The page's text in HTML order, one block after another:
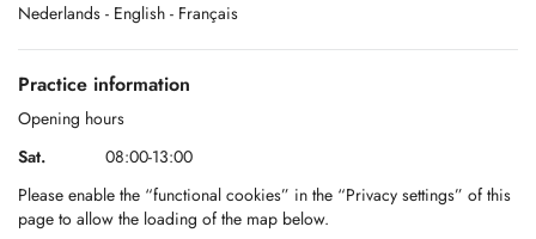
Nederlands - English - Français
Practice information
Opening hours
Sat.
08:00-13:00
Please enable the “functional cookies” in the “Privacy settings” of this
page to allow the loading of the map below.